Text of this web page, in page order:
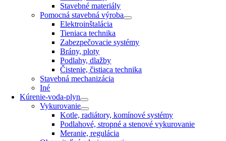
Stavebné materiály
Pomocná stavebná výroba
Elektroinštalácia
Tieniaca technika
Zabezpečovacie systémy
Brány, ploty
Podlahy, dlažby
Čistenie, čistiaca technika
Stavebná mechanizácia
Iné
Kúrenie-voda-plyn
Vykurovanie
Kotle, radiátory, komínové systémy
Podlahové, stropné a stenové vykurovanie
Meranie, regulácia